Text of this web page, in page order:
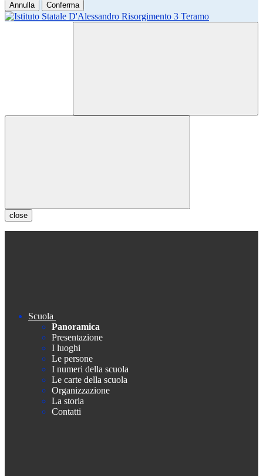
Annulla Conferma
close
Scuola
Panoramica
Presentazione
I luoghi
Le persone
I numeri della scuola
Le carte della scuola
Organizzazione
La storia
Contatti